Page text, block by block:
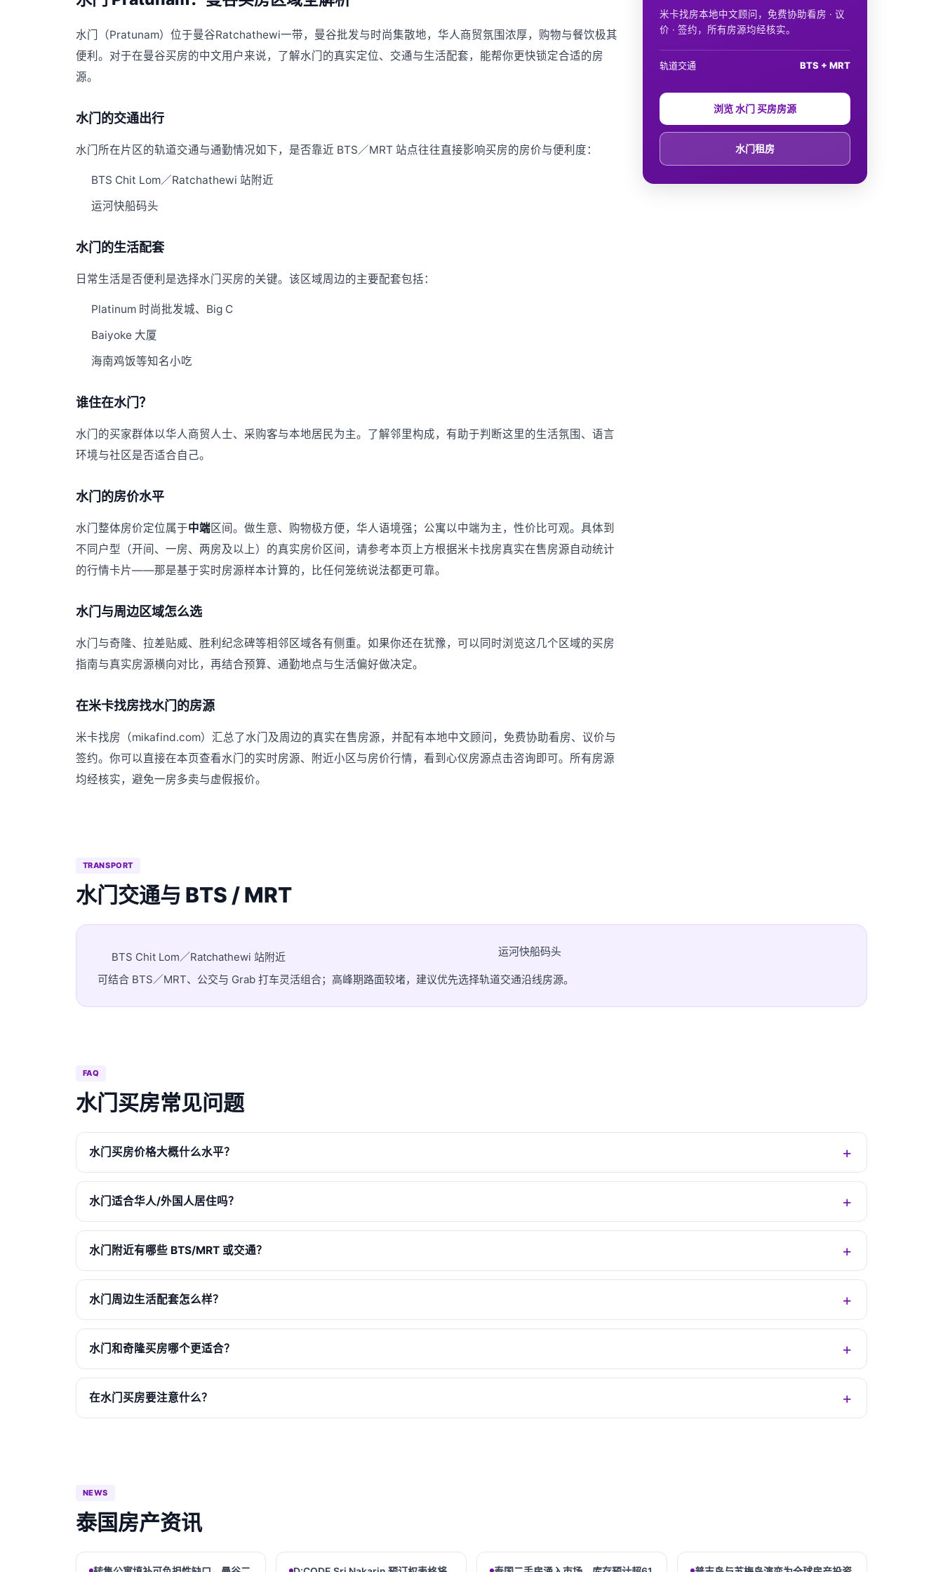
水门（Pratunam）位于曼谷Ratchathewi一带，曼谷批发与时尚集散地，华人商贸氛围浓厚，购物与餐饮极其
便利。对于在曼谷买房的中文用户来说，了解水门的真实定位、交通与生活配套，能帮你更快锁定合适的房
源。
水门的交通出行
水门所在片区的轨道交通与通勤情况如下，是否靠近 BTS／MRT 站点往往直接影响买房的房价与便利度：
BTS Chit Lom／Ratchathewi 站附近
运河快船码头
水门的生活配套
日常生活是否便利是选择水门买房的关键。该区域周边的主要配套包括：
Platinum 时尚批发城、Big C
Baiyoke 大厦
海南鸡饭等知名小吃
谁住在水门？
水门的买家群体以华人商贸人士、采购客与本地居民为主。了解邻里构成，有助于判断这里的生活氛围、语言
环境与社区是否适合自己。
水门的房价水平
水门整体房价定位属于中端区间。做生意、购物极方便，华人语境强；公寓以中端为主，性价比可观。具体到
不同户型（开间、一房、两房及以上）的真实房价区间，请参考本页上方根据米卡找房真实在售房源自动统计
的行情卡片——那是基于实时房源样本计算的，比任何笼统说法都更可靠。
水门与周边区域怎么选
水门与奇隆、拉差贴威、胜利纪念碑等相邻区域各有侧重。如果你还在犹豫，可以同时浏览这几个区域的买房
指南与真实房源横向对比，再结合预算、通勤地点与生活偏好做决定。
在米卡找房找水门的房源
米卡找房（mikafind.com）汇总了水门及周边的真实在售房源，并配有本地中文顾问，免费协助看房、议价与
签约。你可以直接在本页查看水门的实时房源、附近小区与房价行情，看到心仪房源点击咨询即可。所有房源
均经核实，避免一房多卖与虚假报价。
米卡找房本地中文顾问，免费协助看房 · 议
价 · 签约，所有房源均经核实。
轨道交通 BTS + MRT
浏览 水门 买房房源
水门租房
TRANSPORT
水门交通与 BTS / MRT
BTS Chit Lom／Ratchathewi 站附近 运河快船码头
可结合 BTS／MRT、公交与 Grab 打车灵活组合；高峰期路面较堵，建议优先选择轨道交通沿线房源。
FAQ
水门买房常见问题
水门买房价格大概什么水平？
水门适合华人/外国人居住吗？
水门附近有哪些 BTS/MRT 或交通？
水门周边生活配套怎么样？
水门和奇隆买房哪个更适合？
在水门买房要注意什么？
NEWS
泰国房产资讯